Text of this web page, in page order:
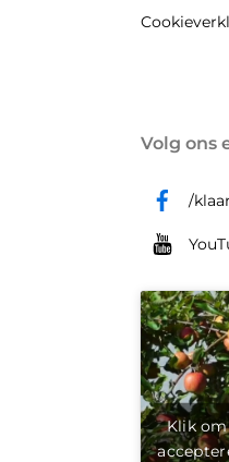
Volg ons
/
Klik